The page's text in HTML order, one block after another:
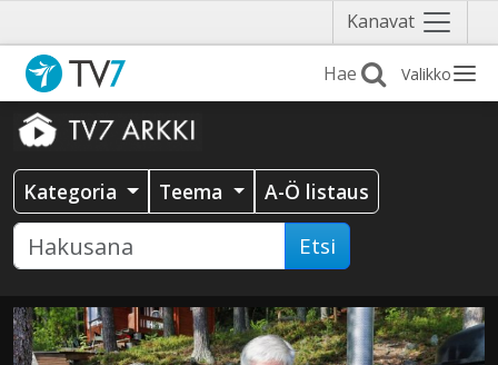
Kanavat Näytä
valikko
Valikko
Kategoria Teema A-Ö listaus
Etsi